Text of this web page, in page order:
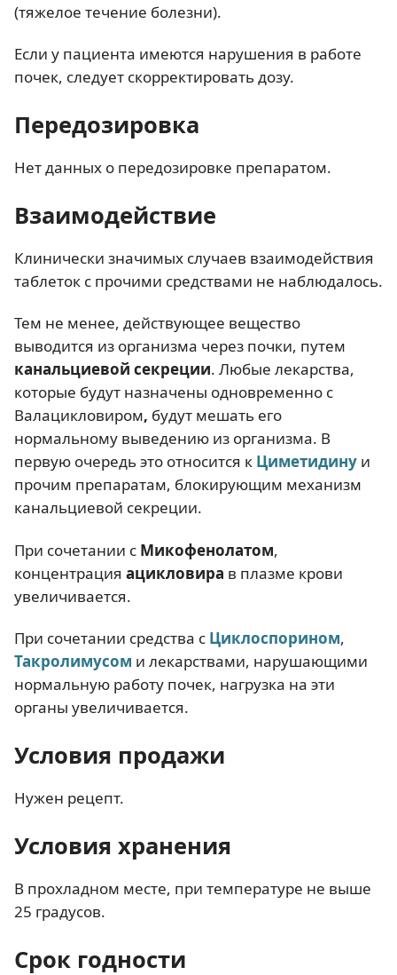
(тяжелое течение болезни).
Если у пациента имеются нарушения в работе
почек, следует скорректировать дозу.
Передозировка
Нет данных о передозировке препаратом.
Взаимодействие
Клинически значимых случаев взаимодействия
таблеток с прочими средствами не наблюдалось.
Тем не менее, действующее вещество
выводится из организма через почки, путем
канальциевой секреции. Любые лекарства,
которые будут назначены одновременно с
Валацикловиром, будут мешать его
нормальному выведению из организма. В
первую очередь это относится к Циметидину и
прочим препаратам, блокирующим механизм
канальциевой секреции.
При сочетании с Микофенолатом,
концентрация ацикловира в плазме крови
увеличивается.
При сочетании средства с Циклоспорином,
Такролимусом и лекарствами, нарушающими
нормальную работу почек, нагрузка на эти
органы увеличивается.
Условия продажи
Нужен рецепт.
Условия хранения
В прохладном месте, при температуре не выше
25 градусов.
Срок годности